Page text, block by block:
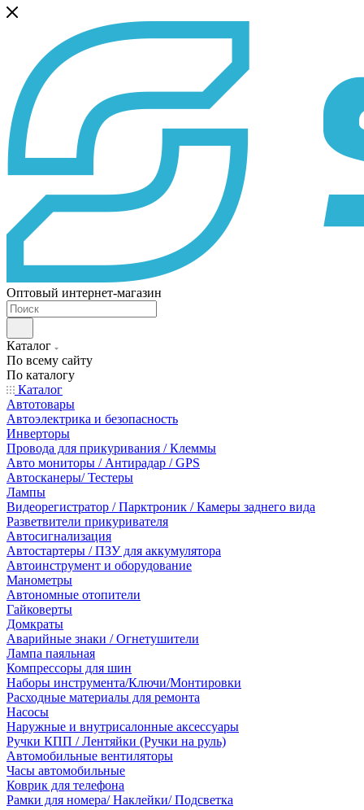
Оптовый интернет-магазин
Каталог
По всему сайту
По каталогу
Каталог
Автотовары
Автоэлектрика и безопасность
Инверторы
Провода для прикуривания / Клеммы
Авто мониторы / Антирадар / GPS
Автосканеры/ Тестеры
Лампы
Видеорегистратор / Парктроник / Камеры заднего вида
Разветвители прикуривателя
Автосигнализация
Автостартеры / ПЗУ для аккумулятора
Автоинструмент и оборудование
Манометры
Автономные отопители
Гайковерты
Домкраты
Аварийные знаки / Огнетушители
Лампа паяльная
Компрессоры для шин
Наборы инструмента/Ключи/Монтировки
Расходные материалы для ремонта
Насосы
Наружные и внутрисалонные аксессуары
Ручки КПП / Лентяйки (Ручки на руль)
Автомобильные вентиляторы
Часы автомобильные
Коврик для телефона
Рамки для номера/ Наклейки/ Подсветка